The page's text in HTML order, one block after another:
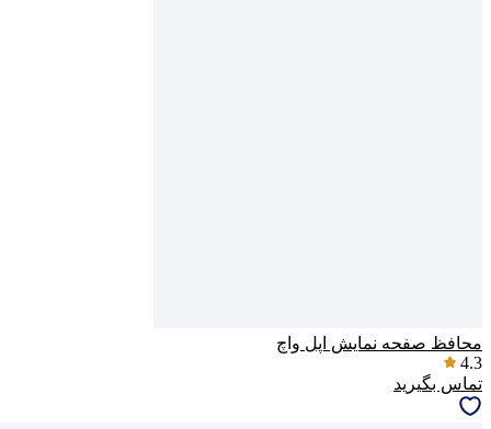
محافظ صفحه نمایش اپل واچ
4.3
تماس بگیرید